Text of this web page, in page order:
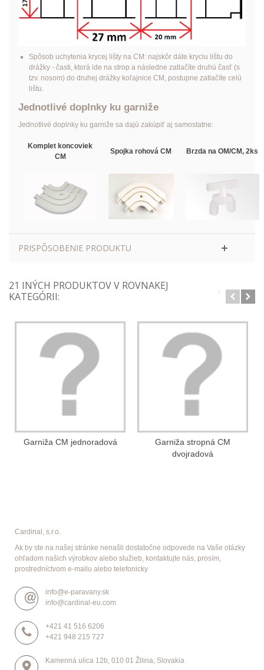
Spôsob uchytenia krycej lišty na CM: najskôr dáte kryciu lištu do
drážky - časti, ktorá ide na strop a následne zatlačíte druhú časť (s
tzv. nosom) do druhej drážky koľajnice CM, postupne zatlačíte celú
lištu.
Jednotlivé doplnky ku garniže
Jednotlivé doplnky ku garniže sa dajú zakúpiť aj samostatne:
Komplet koncoviek
CM
Spojka rohová CM Brzda na OM/CM, 2ks
PRISPÔSOBENIE PRODUKTU
21 INÝCH PRODUKTOV V ROVNAKEJ
KATEGÓRII:
Garniža CM jednoradová
Garniža stropná CM
dvojradová
Cardinal, s.r.o.
Ak by ste na našej stránke nenašli dostatočne odpovede na Vaše otázky
ohľadom našich výrobkov alebo služieb, kontaktujte nás, prosím,
prostredníctvom e-mailu alebo telefonicky
info@e-paravany.sk
info@cardinal-eu.com
+421 41 516 6206
+421 948 215 727
Kamenná ulica 12b, 010 01 Žilina, Slovakia